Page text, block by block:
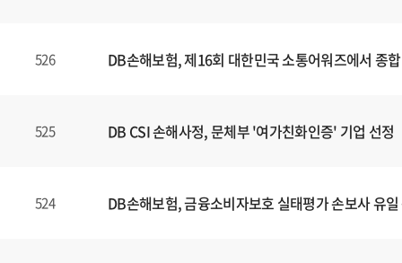
526 DB손해보험, 제16회 대한민국 소통어워즈에서 종
525 DB CSI 손해사정, 문체부 '여가친화인증' 기업 선정
524 DB손해보험, 금융소비자보호 실태평가 손보사 유